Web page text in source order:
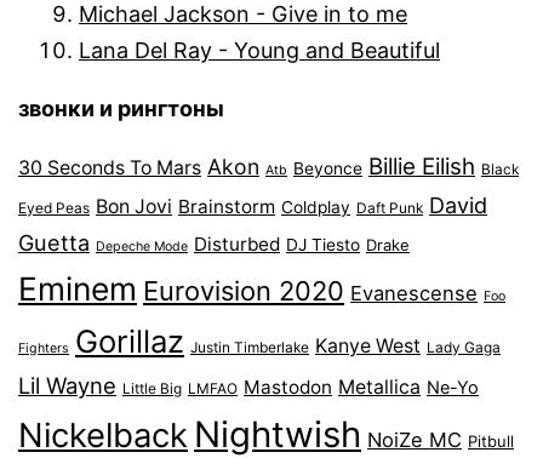
Michael Jackson - Give in to me
Lana Del Ray - Young and Beautiful
звонки и рингтоны
30 Seconds To Mars Akon Atb Beyonce Billie Eilish Black
Eyed Peas Bon Jovi Brainstorm Coldplay Daft Punk David
Guetta Depeche Mode Disturbed DJ Tiesto Drake
Eminem Eurovision 2020 Evanescense Foo
Fighters Gorillaz Justin Timberlake Kanye West Lady Gaga
Lil Wayne Little Big LMFAO Mastodon Metallica Ne-Yo
Nickelback Nightwish NoiZe MC Pitbull